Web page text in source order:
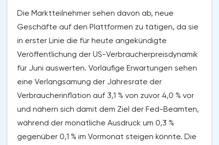
Die Marktteilnehmer sehen davon ab, neue
Geschäfte auf den Plattformen zu tätigen, da sie
in erster Linie die für heute angekündigte
Veröffentlichung der US-Verbraucherpreisdynamik
für Juni auswerten. Vorläufige Erwartungen sehen
eine Verlangsamung der Jahresrate der
Verbraucherinflation auf 3,1 % von zuvor 4,0 % vor
und nähern sich damit dem Ziel der Fed-Beamten,
während der monatliche Ausdruck um 0,3 %
gegenüber 0,1 % im Vormonat steigen könnte. Die